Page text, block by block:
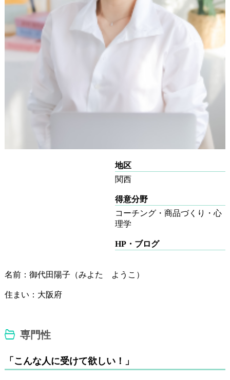
地区
関西
得意分野
コーチング・商品づくり・心
理学
HP・ブログ
名前：御代田陽子（みよた ようこ）
住まい：大阪府
専門性
「こんな人に受けて欲しい！」